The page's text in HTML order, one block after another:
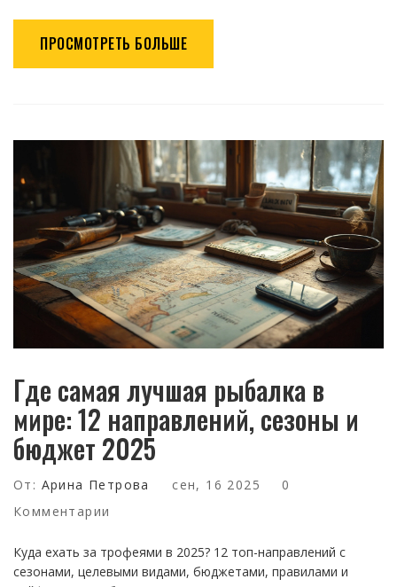
ПРОСМОТРЕТЬ БОЛЬШЕ
Где самая лучшая рыбалка в
мире: 12 направлений, сезоны и
бюджет 2025
От: Арина Петрова сен, 16 2025
0
Комментарии
Куда ехать за трофеями в 2025? 12 топ-направлений с
сезонами, целевыми видами, бюджетами, правилами и